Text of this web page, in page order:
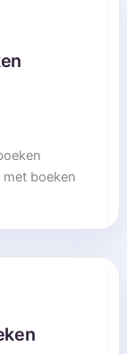
met boeken